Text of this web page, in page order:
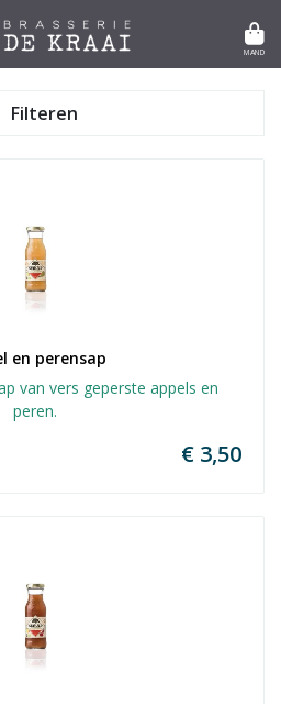
MAND
Filteren
en perensap
van vers geperste appels en
peren.
€ 3,50